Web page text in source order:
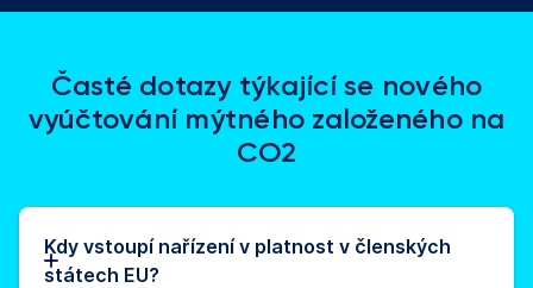
Časté dotazy týkající se nového
vyúčtování mýtného založeného na
CO2
Kdy vstoupí nařízení v platnost v členských
státech EU?